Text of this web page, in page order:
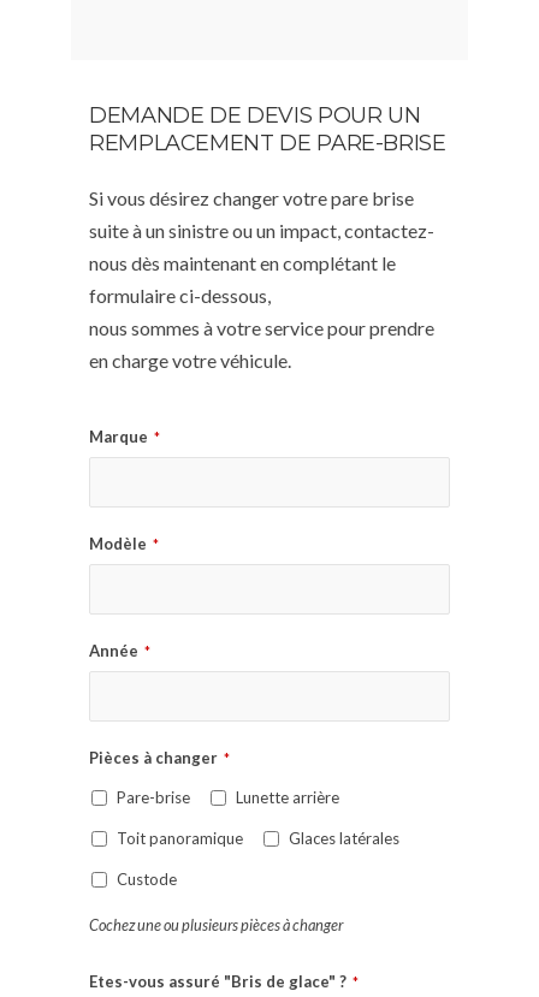
DEMANDE DE DEVIS POUR UN
REMPLACEMENT DE PARE-BRISE
Si vous désirez changer votre pare brise
suite à un sinistre ou un impact, contactez-
nous dès maintenant en complétant le
formulaire ci-dessous,
nous sommes à votre service pour prendre
en charge votre véhicule.
Marque *
Modèle *
Année *
Pièces à changer *
Pare-brise Lunette arrière
Toit panoramique Glaces latérales
Custode
Cochez une ou plusieurs pièces à changer
Etes-vous assuré "Bris de glace" ? *